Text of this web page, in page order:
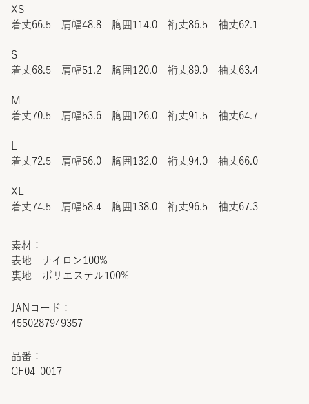
JANコード：
4550287949357
品番：
CF04-0017
XS
着丈66.5 肩幅48.8 胸囲114.0 裄丈86.5 袖丈62.1
S
着丈68.5 肩幅51.2 胸囲120.0 裄丈89.0 袖丈63.4
M
着丈70.5 肩幅53.6 胸囲126.0 裄丈91.5 袖丈64.7
着丈72.5 肩幅56.0 胸囲132.0 裄丈94.0 袖丈66.0
XL
着丈74.5 肩幅58.4 胸囲138.0 裄丈96.5 袖丈67.3
素材：
表地 ナイロン100%
裏地 ポリエステル100%